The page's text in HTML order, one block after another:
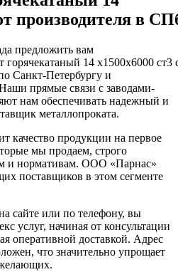
производителя в
предложить вам
горячекатаный 14 х1500х6000 ст3
Санкт-Петербургу и
прямые связи с заводами-
нам обеспечивать надежный и
металлопроката.
качество продукции на первое
мы продаем, строго
и нормативам. ООО «Парнас»
поставщиков в этом сегменте
сайте или по телефону, вы
услуг, начиная от консультации
оперативной доставкой. Адрес
что значительно упрощает